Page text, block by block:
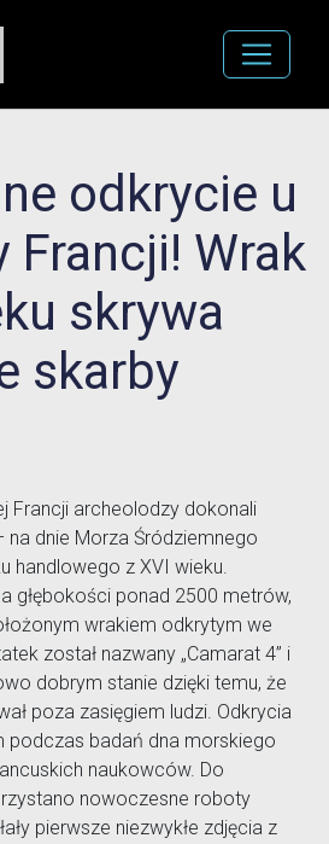
odkrycie u
Francji! Wrak
skrywa
skarby
Francji archeolodzy dokonali
na dnie Morza Śródziemnego
handlowego z XVI wieku.
głębokości ponad 2500 metrów,
wrakiem odkrytym we
został nazwany „Camarat 4” i
dobrym stanie dzięki temu, że
poza zasięgiem ludzi. Odkrycia
podczas badań dna morskiego
naukowców. Do
nowoczesne roboty
pierwsze niezwykłe zdjęcia z